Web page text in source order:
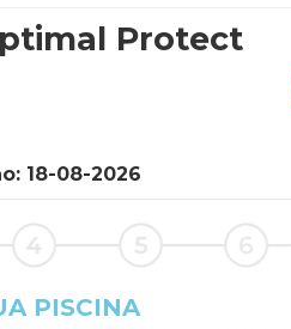
Protect
18-08-2026
PISCINA